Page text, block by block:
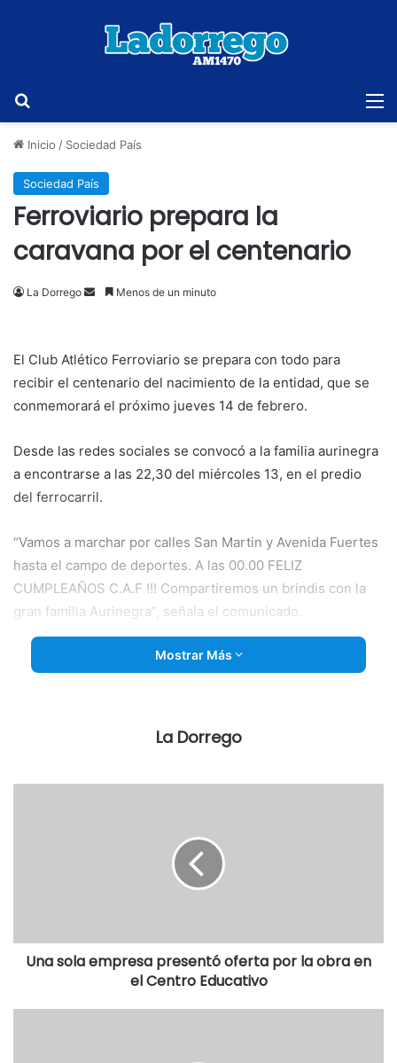
Inicio / Sociedad País
Sociedad País
Ferroviario prepara la
caravana por el centenario
La Dorrego
SendMenos de un minuto
El Club Atlético Ferroviario se prepara con todo para
recibir el centenario del nacimiento de la entidad, que se
conmemorará el próximo jueves 14 de febrero.
Desde las redes sociales se convocó a la familia aurinegra
a encontrarse a las 22,30 del miércoles 13, en el predio
del ferrocarril.
“Vamos a marchar por calles San Martin y Avenida Fuertes
hasta el campo de deportes. A las 00.00 FELIZ
CUMPLEAÑOS C.A.F !!! Compartiremos un brindis con la
gran familia Aurinegra”, señala el comunicado.
Mostrar Más
La Dorrego
Una sola empresa presentó oferta por la obra en
el Centro Educativo